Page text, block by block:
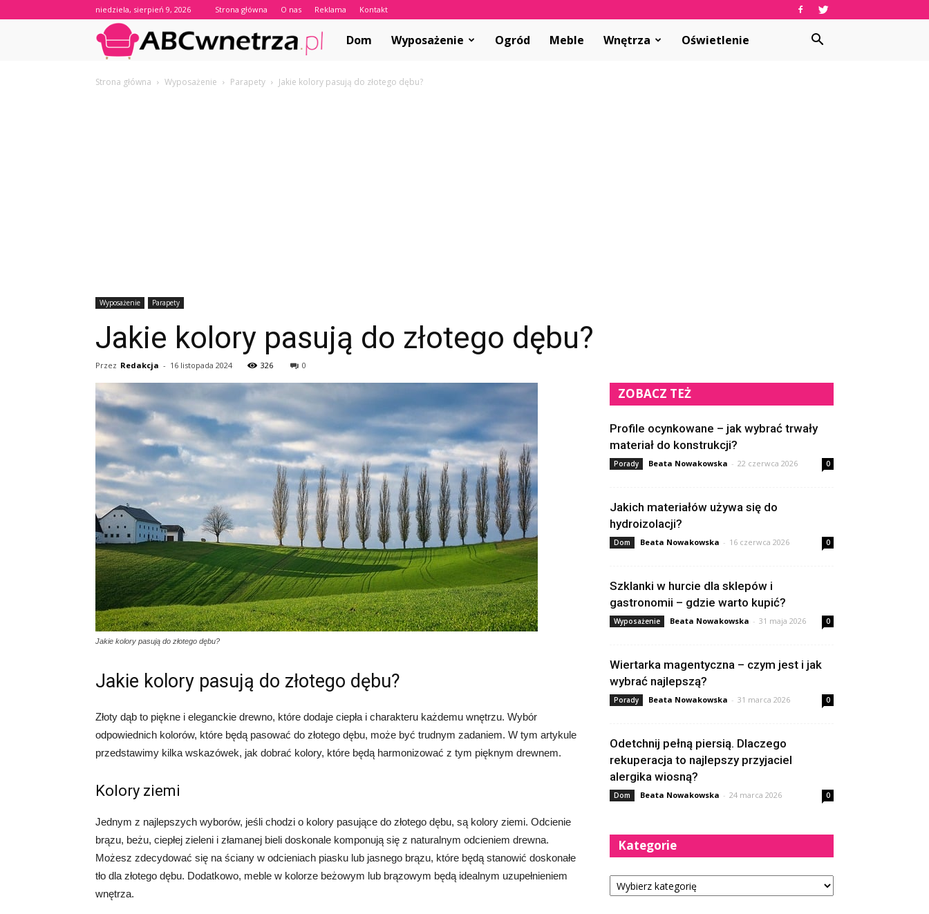
niedziela, sierpień 9, 2026 Strona główna O nas Reklama Kontakt
ABCwnetrza.pl
Dom Wyposażenie Ogród Meble Wnętrza Oświetlenie
Strona główna Wyposażenie Parapety Jakie kolory pasują do złotego dębu?
Wyposażenie Parapety
Jakie kolory pasują do złotego dębu?
Przez Redakcja - 16 listopada 2024 326 0
Jakie kolory pasują do złotego dębu?
Jakie kolory pasują do złotego dębu?
Złoty dąb to piękne i eleganckie drewno, które dodaje ciepła i charakteru każdemu wnętrzu. Wybór
odpowiednich kolorów, które będą pasować do złotego dębu, może być trudnym zadaniem. W tym artykule
przedstawimy kilka wskazówek, jak dobrać kolory, które będą harmonizować z tym pięknym drewnem.
Kolory ziemi
Jednym z najlepszych wyborów, jeśli chodzi o kolory pasujące do złotego dębu, są kolory ziemi. Odcienie
brązu, beżu, ciepłej zieleni i złamanej bieli doskonale komponują się z naturalnym odcieniem drewna.
Możesz zdecydować się na ściany w odcieniach piasku lub jasnego brązu, które będą stanowić doskonałe
tło dla złotego dębu. Dodatkowo, meble w kolorze beżowym lub brązowym będą idealnym uzupełnieniem
wnętrza.
ZOBACZ TEŻ
Profile ocynkowane – jak wybrać trwały
materiał do konstrukcji?
Porady Beata Nowakowska - 22 czerwca 2026 0
Jakich materiałów używa się do
hydroizolacji?
Dom Beata Nowakowska - 16 czerwca 2026 0
Szklanki w hurcie dla sklepów i
gastronomii – gdzie warto kupić?
Wyposażenie Beata Nowakowska - 31 maja 2026 0
Wiertarka magentyczna – czym jest i jak
wybrać najlepszą?
Porady Beata Nowakowska - 31 marca 2026 0
Odetchnij pełną piersią. Dlaczego
rekuperacja to najlepszy przyjaciel
alergika wiosną?
Dom Beata Nowakowska - 24 marca 2026 0
Kategorie
Kategorie